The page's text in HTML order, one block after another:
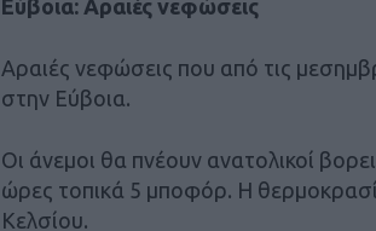
Εύβοια: Αραιές νεφώσεις
Αραιές νεφώσεις που από τις
στην Εύβοια.
Οι άνεμοι θα πνέουν ανατολικοί
ώρες τοπικά 5 μποφόρ. Η
Κελσίου.